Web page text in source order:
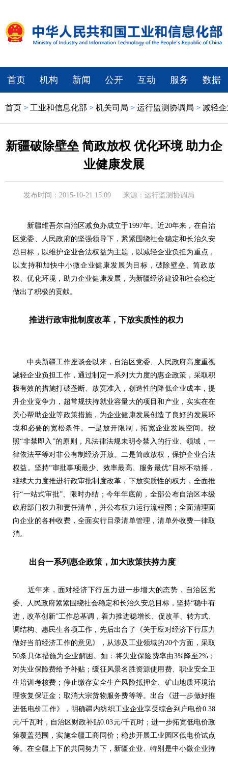
首页 机构 新闻 公开 互动 服务 数据
首页 > 工业和信息化部 > 机关司局 > 运行监测协调局 > 减轻
新疆破除壁垒 简政放权 优化环境 助力企
业健康发展
发布时间：2015-10-21 15:09 来源：运行监测协调局
新疆维吾尔自治区减负办成立于1997年。近20年来，在自治
区党委、人民政府的坚强领导下，紧紧围绕社会稳定和长治久安
总目标，以维护企业合法权益为主题，以减轻企业负担为重点，
以支持和加快中小微企业健康发展为目标，破除壁垒、简政放
权、优化环境，助力企业健康发展，为新疆经济建设和社会稳定
做出了积极的贡献。
推进行政审批制度改革，下放实质性的权力
中央新疆工作座谈会以来，自治区党委、人民政府高度重视
减轻企业负担工作，通过制定一系列大力度的惠企政策，采取积
极有效的措施打破垄断、放宽准入，创造性的降低企业成本，提
升企业竞争力，超常规扶持就业容量大的项目和产业，实实在在
关心帮助企业等政策措施，为企业健康发展创造了良好的发展环
境和必要的宽松条件。一是放开限制，拓宽企业发展空间。按
照“非禁即入”的原则，凡法律法规未明令禁入的行业、领域，一
律依法平等对非公有制经济开放。二是简政放权，保护企业合法
权益。坚持“审批事项最少、效率最高、服务最优”目标不动摇，
继续大力度推进行政审批制度改革，下放实质性的权力，全面推
行“一站式审批”、限时办结；今年年底前，全部公布自治区本级
政府部门权力和责任清单，并公布权力运行流程图；全面清理面
向企业的各种收费，全面实行目录清单管理，清单外收费一律取
消。
出台一系列惠企政策，加大政策扶持力度
近年来，面对经济下行压力进一步增大的态势，自治区党
委、人民政府紧紧围绕社会稳定和长治久安总目标，坚持“稳中有
进，改革创新”工作总基调，着力推进稳增长、促改革、转方式、
调结构、惠民生各项工作，先后出台了《关于应对经济下行压力
做好当前经济工作的意见》，从涉及工业领域的20个方面，采取
50条具体措施为企业解困。如：将失业保险费率由3%降至2%；
对失业保险费给予补贴；缓征风景名胜资源使用费、职业安全卫
生培训考核费；停止缴存安全生产风险抵押金、矿山地质环境治
理恢复保证金；取消大宗货物服务费等等。出台《进一步做好推
进低电价工作》，明确疆内纺织工业企业享受综合到户电价0.38
元/千瓦时，自治区财政补贴0.03元/千瓦时；进一步拓宽低电价政
策覆盖范围，实施全疆工商同价；稳步开展工业园区低电价试点
等。在全疆上下的共同努力下，新疆企业、特别是中小微企业持